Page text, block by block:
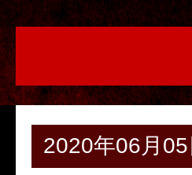
2020年06月